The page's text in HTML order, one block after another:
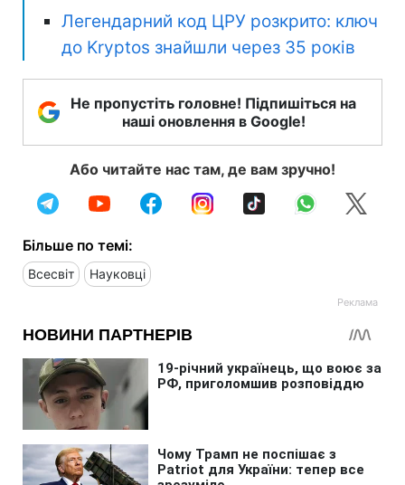
Легендарний код ЦРУ розкрито: ключ
до Kryptos знайшли через 35 років
Не пропустіть головне! Підпишіться на
наші оновлення в Google!
Або читайте нас там, де вам зручно!
Більше по темі:
Всесвіт Науковці